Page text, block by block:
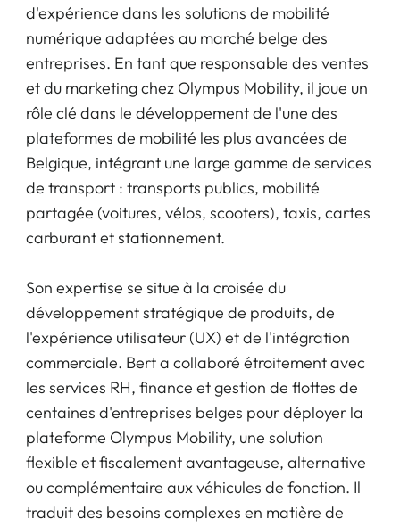
d'expérience dans les solutions de mobilité
numérique adaptées au marché belge des
entreprises. En tant que responsable des ventes
et du marketing chez Olympus Mobility, il joue un
rôle clé dans le développement de l'une des
plateformes de mobilité les plus avancées de
Belgique, intégrant une large gamme de services
de transport : transports publics, mobilité
partagée (voitures, vélos, scooters), taxis, cartes
carburant et stationnement.
Son expertise se situe à la croisée du
développement stratégique de produits, de
l'expérience utilisateur (UX) et de l'intégration
commerciale. Bert a collaboré étroitement avec
les services RH, finance et gestion de flottes de
centaines d'entreprises belges pour déployer la
plateforme Olympus Mobility, une solution
flexible et fiscalement avantageuse, alternative
ou complémentaire aux véhicules de fonction. Il
traduit des besoins complexes en matière de